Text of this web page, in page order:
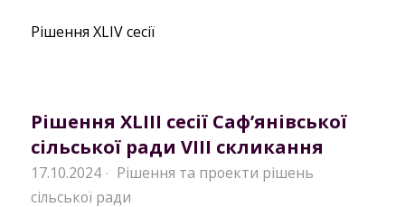
Рішення XLIV сесії
Рішення XLIII сесії Саф’янівської
сільської ради VIII скликання
17.10.2024 · Рішення та проекти рішень
сільської ради